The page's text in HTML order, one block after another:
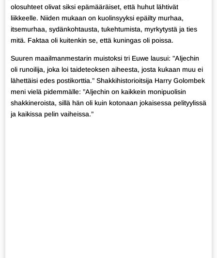
olosuhteet olivat siksi epämääräiset, että huhut lähtivät
liikkeelle. Niiden mukaan on kuolinsyyksi epäilty murhaa,
itsemurhaa, sydänkohtausta, tukehtumista, myrkytystä ja ties
mitä. Faktaa oli kuitenkin se, että kuningas oli poissa.
Suuren maailmanmestarin muistoksi tri Euwe lausui: ”Aljechin
oli runoilija, joka loi taideteoksen aiheesta, josta kukaan muu ei
lähettäisi edes postikorttia.” Shakkihistorioitsija Harry Golombek
meni vielä pidemmälle: ”Aljechin on kaikkein monipuolisin
shakkineroista, sillä hän oli kuin kotonaan jokaisessa pelityylissä
ja kaikissa pelin vaiheissa.”